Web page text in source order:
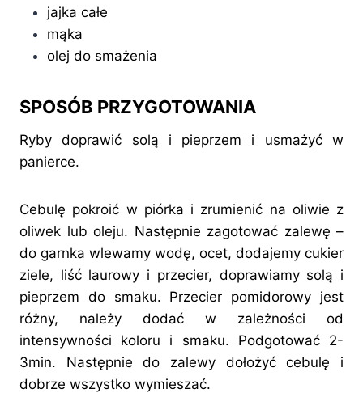
jajka całe
mąka
olej do smażenia
SPOSÓB PRZYGOTOWANIA
Ryby doprawić solą i pieprzem i usmażyć w
panierce.
Cebulę pokroić w piórka i zrumienić na oliwie z
oliwek lub oleju. Następnie zagotować zalewę –
do garnka wlewamy wodę, ocet, dodajemy cukier
ziele, liść laurowy i przecier, doprawiamy solą i
pieprzem do smaku. Przecier pomidorowy jest
różny, należy dodać w zależności od
intensywności koloru i smaku. Podgotować 2-
3min. Następnie do zalewy dołożyć cebulę i
dobrze wszystko wymieszać.